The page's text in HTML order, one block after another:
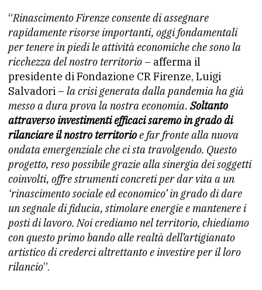
“Rinascimento Firenze consente di assegnare
rapidamente risorse importanti, oggi fondamentali
per tenere in piedi le attività economiche che sono la
ricchezza del nostro territorio – afferma il
presidente di Fondazione CR Firenze, Luigi
Salvadori – la crisi generata dalla pandemia ha già
messo a dura prova la nostra economia. Soltanto
attraverso investimenti efficaci saremo in grado di
rilanciare il nostro territorioe far fronte alla nuova
ondata emergenziale che ci sta travolgendo. Questo
progetto, reso possibile grazie alla sinergia dei soggetti
coinvolti, offre strumenti concreti per dar vita a un
‘rinascimento sociale ed economico’ in grado di dare
un segnale di fiducia, stimolare energie e mantenere i
posti di lavoro. Noi crediamo nel territorio, chiediamo
con questo primo bando alle realtà dell’artigianato
artistico di crederci altrettanto e investire per il loro
rilancio”.